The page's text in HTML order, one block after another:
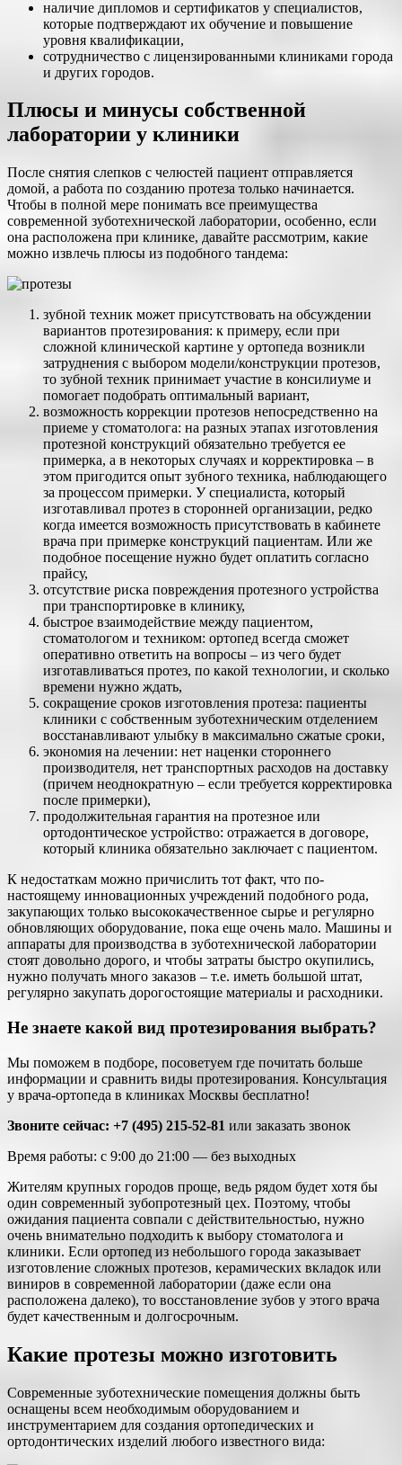
наличие дипломов и сертификатов у специалистов,
которые подтверждают их обучение и повышение
уровня квалификации,
сотрудничество с лицензированными клиниками города
и других городов.
Плюсы и минусы собственной
лаборатории у клиники
После снятия слепков с челюстей пациент отправляется
домой, а работа по созданию протеза только начинается.
Чтобы в полной мере понимать все преимущества
современной зуботехнической лаборатории, особенно, если
она расположена при клинике, давайте рассмотрим, какие
можно извлечь плюсы из подобного тандема:
зубной техник может присутствовать на обсуждении
вариантов протезирования: к примеру, если при
сложной клинической картине у ортопеда возникли
затруднения с выбором модели/конструкции протезов,
то зубной техник принимает участие в консилиуме и
помогает подобрать оптимальный вариант,
возможность коррекции протезов непосредственно на
приеме у стоматолога: на разных этапах изготовления
протезной конструкций обязательно требуется ее
примерка, а в некоторых случаях и корректировка – в
этом пригодится опыт зубного техника, наблюдающего
за процессом примерки. У специалиста, который
изготавливал протез в сторонней организации, редко
когда имеется возможность присутствовать в кабинете
врача при примерке конструкций пациентам. Или же
подобное посещение нужно будет оплатить согласно
прайсу,
отсутствие риска повреждения протезного устройства
при транспортировке в клинику,
быстрое взаимодействие между пациентом,
стоматологом и техником: ортопед всегда сможет
оперативно ответить на вопросы – из чего будет
изготавливаться протез, по какой технологии, и сколько
времени нужно ждать,
сокращение сроков изготовления протеза: пациенты
клиники с собственным зуботехническим отделением
восстанавливают улыбку в максимально сжатые сроки,
экономия на лечении: нет наценки стороннего
производителя, нет транспортных расходов на доставку
(причем неоднократную – если требуется корректировка
после примерки),
продолжительная гарантия на протезное или
ортодонтическое устройство: отражается в договоре,
который клиника обязательно заключает с пациентом.
К недостаткам можно причислить тот факт, что по-
настоящему инновационных учреждений подобного рода,
закупающих только высококачественное сырье и регулярно
обновляющих оборудование, пока еще очень мало. Машины и
аппараты для производства в зуботехнической лаборатории
стоят довольно дорого, и чтобы затраты быстро окупились,
нужно получать много заказов – т.е. иметь большой штат,
регулярно закупать дорогостоящие материалы и расходники.
Не знаете какой вид протезирования выбрать?
Мы поможем в подборе, посоветуем где почитать больше
информации и сравнить виды протезирования. Консультация
у врача-ортопеда в клиниках Москвы бесплатно!
Звоните сейчас: +7 (495) 215-52-81 или заказать звонок
Время работы: с 9:00 до 21:00 — без выходных
Жителям крупных городов проще, ведь рядом будет хотя бы
один современный зубопротезный цех. Поэтому, чтобы
ожидания пациента совпали с действительностью, нужно
очень внимательно подходить к выбору стоматолога и
клиники. Если ортопед из небольшого города заказывает
изготовление сложных протезов, керамических вкладок или
виниров в современной лаборатории (даже если она
расположена далеко), то восстановление зубов у этого врача
будет качественным и долгосрочным.
Какие протезы можно изготовить
Современные зуботехнические помещения должны быть
оснащены всем необходимым оборудованием и
инструментарием для создания ортопедических и
ортодонтических изделий любого известного вида: